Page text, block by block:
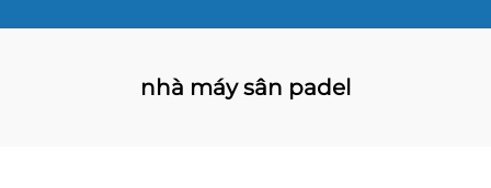
nhà máy sân padel